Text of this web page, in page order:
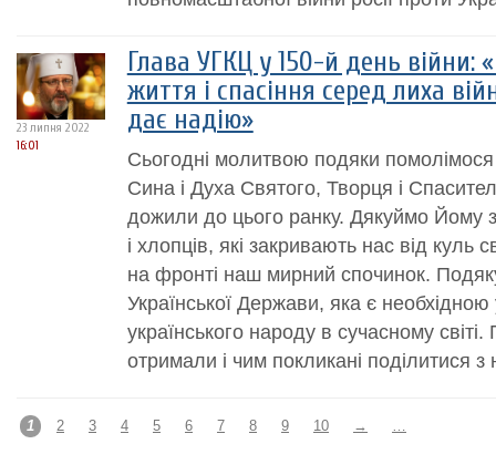
23 липня 2022
16:01
Глава УГКЦ у 150-й день війни:
життя і спасіння серед лиха
дає надію»
Сьогодні молитвою подяки
Сина і Духа Святого, Творця і
дожили до цього ранку. Дякуймо Йому
і хлопців, які закривають нас від куль
на фронті наш мирний спочинок.
Української Держави, яка є
українського народу в сучасному
отримали і чим покликані поділитися
1 2 3 4 5 6 7 8 9 10 → …